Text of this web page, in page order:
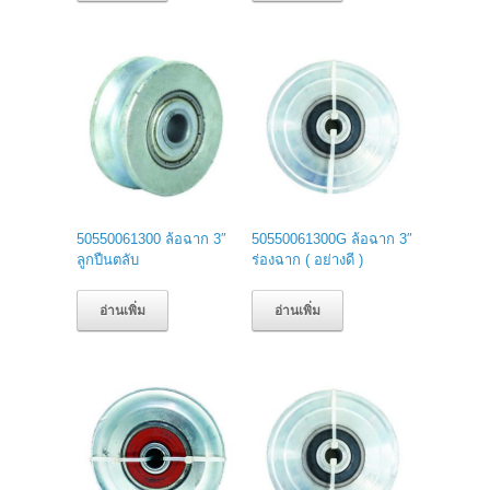
50550061300 ล้อฉาก 3″
ลูกปืนตลับ
อ่านเพิ่ม
50550061300G ล้อฉาก 3″
ร่องฉาก ( อย่างดี )
อ่านเพิ่ม